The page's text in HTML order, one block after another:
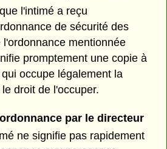
l'intimé a reçu
de sécurité des
mentionnée
promptement une copie à
occupe légalement la
droit de l'occuper.
par le directeur
ne signifie pas rapidement